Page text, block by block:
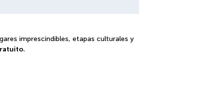
imprescindibles, etapas culturales y